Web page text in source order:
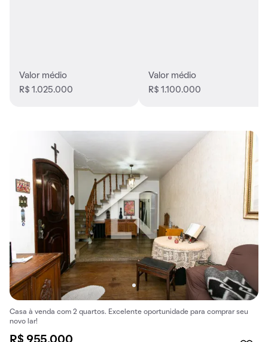
Valor médio
R$ 1.025.000
Valor médio
R$ 1.100.000
Casa à venda com 2 quartos. Excelente oportunidade para comprar seu
novo lar!